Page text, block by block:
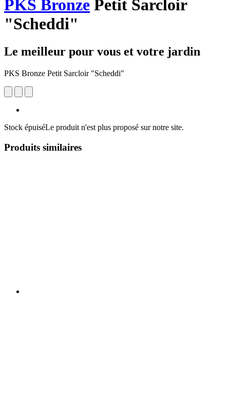
PKS Bronze Petit Sarcloir
"Scheddi"
Le meilleur pour vous et votre jardin
PKS Bronze Petit Sarcloir "Scheddi"
Stock épuiséLe produit n'est plus proposé sur notre site.
Produits similaires